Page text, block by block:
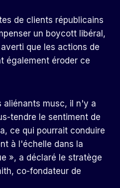
de clients républicains
un boycott libéral,
que les actions de
également éroder ce
aliénants musc, il n'y a
tendre le sentiment de
ce qui pourrait conduire
à l'échelle dans la
», a déclaré le stratège
co-fondateur de